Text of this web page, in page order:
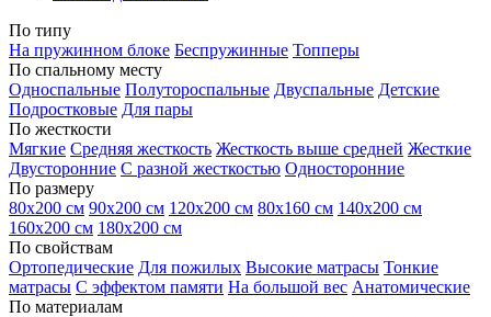
По типу
На пружинном блоке Беспружинные Топперы
По спальному месту
Односпальные Полутороспальные Двуспальные Детские
Подростковые Для пары
По жесткости
Мягкие Средняя жесткость Жесткость выше средней Жесткие
Двусторонние С разной жесткостью Односторонние
По размеру
80х200 см 90х200 см 120х200 см 80х160 см 140х200 см
160х200 см 180х200 см
По свойствам
Ортопедические Для пожилых Высокие матрасы Тонкие
матрасы С эффектом памяти На большой вес Анатомические
По материалам